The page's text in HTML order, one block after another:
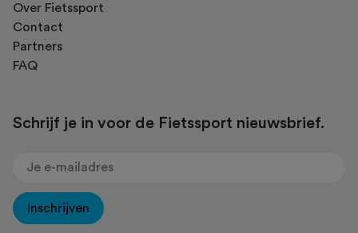
Over Fietssport
Contact
Partners
FAQ
Schrijf je in voor de Fietssport nieuwsbrief.
Inschrijven